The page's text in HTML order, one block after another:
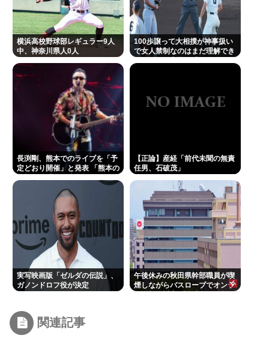
横浜高校野球部レギュラー9人
中、神奈川県人0人
100歩譲って大相撲が神事扱い
で女人禁制なのはまだ理解でき
長渕剛、熊本でのライブを「予
定どおり開催」と発表 「熊本の
ージ&寄付も表明
【正論】産経「前代未聞の無責
任男、石破茂」
実写映画版「ゼルダの伝説」、
ガノンドロフ役が決定
午後休みの秋田県幹部職員が喫
煙しながらバスローブでオンラ
関連記事